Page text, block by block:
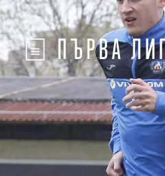
ПЪРВА